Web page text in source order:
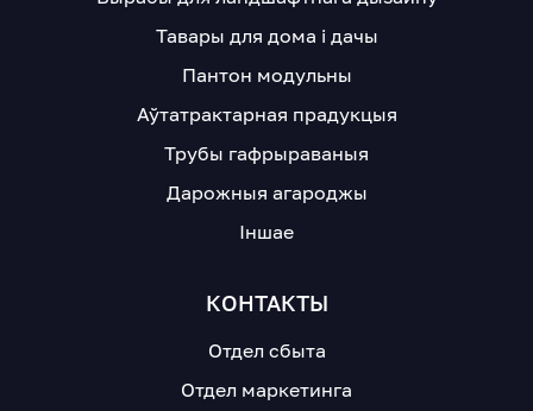
Тавары для дома і дачы
Пантон модульны
Аўтатрактарная прадукцыя
Трубы гафрыраваныя
Дарожныя агароджы
Іншае
КОНТАКТЫ
Отдел сбыта
Отдел маркетинга